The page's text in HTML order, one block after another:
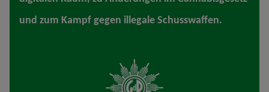
und zum Kampf gegen illegale Schusswaffen.